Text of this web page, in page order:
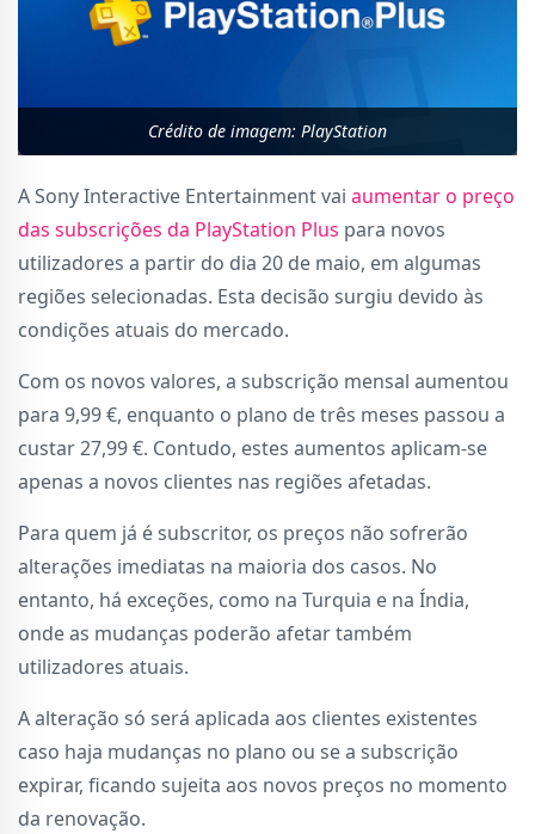
Crédito de imagem: PlayStation
A Sony Interactive Entertainment vai aumentar o preço
das subscrições da PlayStation Plus para novos
utilizadores a partir do dia 20 de maio, em algumas
regiões selecionadas. Esta decisão surgiu devido às
condições atuais do mercado.
Com os novos valores, a subscrição mensal aumentou
para 9,99 €, enquanto o plano de três meses passou a
custar 27,99 €. Contudo, estes aumentos aplicam-se
apenas a novos clientes nas regiões afetadas.
Para quem já é subscritor, os preços não sofrerão
alterações imediatas na maioria dos casos. No
entanto, há exceções, como na Turquia e na Índia,
onde as mudanças poderão afetar também
utilizadores atuais.
A alteração só será aplicada aos clientes existentes
caso haja mudanças no plano ou se a subscrição
expirar, ficando sujeita aos novos preços no momento
da renovação.